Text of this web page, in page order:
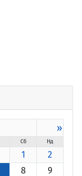
»
Сб Нд
1
2
8
9